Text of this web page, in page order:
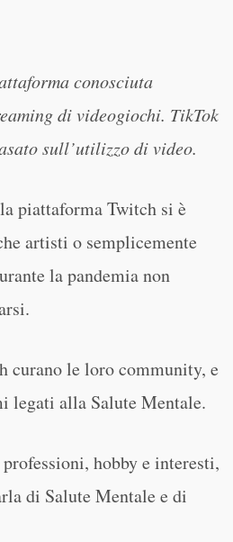
conosciuta
di videogiochi. TikTok
sull’utilizzo di video.
piattaforma Twitch si è
artisti o semplicemente
la pandemia non
curano le loro community, e
legati alla Salute Mentale.
hobby e interesti,
di Salute Mentale e di